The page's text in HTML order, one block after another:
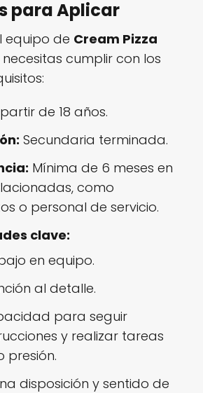
para Aplicar
equipo de Cream Pizza
necesitas cumplir con los
de 18 años.
Secundaria terminada.
Mínima de 6 meses en
como
o personal de servicio.
clave:
en equipo.
al detalle.
para seguir
y realizar tareas
presión.
disposición y sentido de